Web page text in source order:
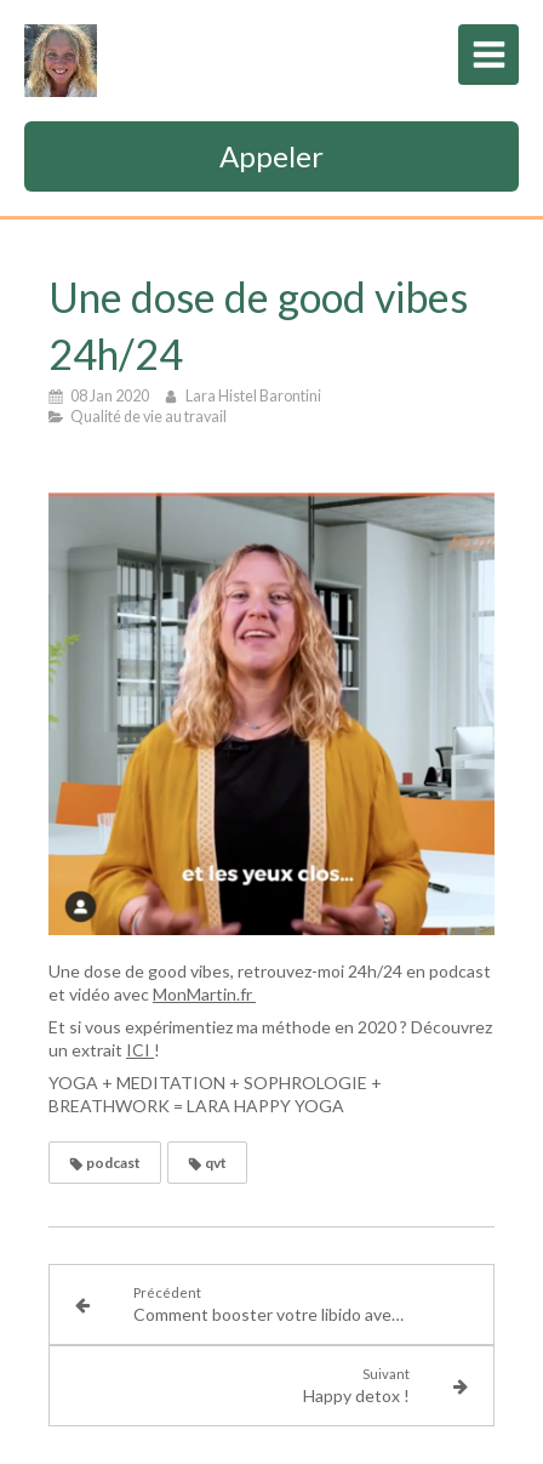
Appeler
Une dose de good vibes
24h/24
08 Jan 2020
Lara Histel Barontini
Qualité de vie au travail
Une dose de good vibes, retrouvez-moi 24h/24 en podcast
et vidéo avecMonMartin.fr
Et si vous expérimentiez ma méthode en 2020 ? Découvrez
un extrait ICI !
YOGA + MEDITATION + SOPHROLOGIE +
BREATHWORK = LARA HAPPY YOGA
podcast qvt
Précédent
Comment booster votre libido avec le kundalini yoga !
Suivant
Happy detox !